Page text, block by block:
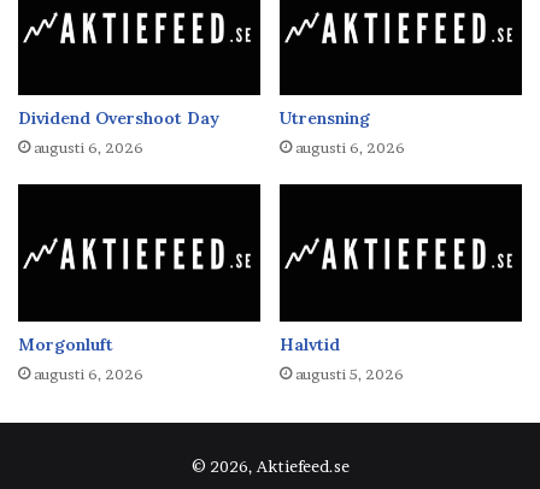
Dividend Overshoot Day
augusti 6, 2026
Utrensning
augusti 6, 2026
Morgonluft
augusti 6, 2026
Halvtid
augusti 5, 2026
© 2026, Aktiefeed.se